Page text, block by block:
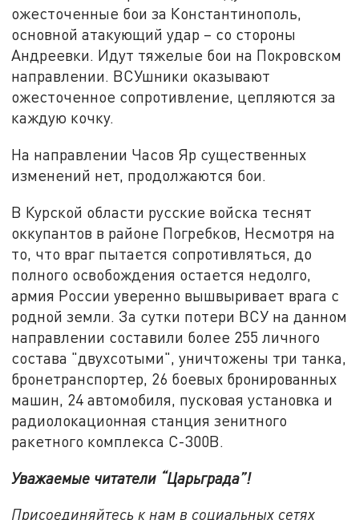
ожесточенные бои за Константинополь,
основной атакующий удар – со стороны
Андреевки. Идут тяжелые бои на Покровском
направлении. ВСУшники оказывают
ожесточенное сопротивление, цепляются за
каждую кочку.
На направлении Часов Яр существенных
изменений нет, продолжаются бои.
В Курской области русские войска теснят
оккупантов в районе Погребков, Несмотря на
то, что враг пытается сопротивляться, до
полного освобождения остается недолго,
армия России уверенно вышвыривает врага с
родной земли. За сутки потери ВСУ на данном
направлении составили более 255 личного
состава "двухсотыми", уничтожены три танка,
бронетранспортер, 26 боевых бронированных
машин, 24 автомобиля, пусковая установка и
радиолокационная станция зенитного
ракетного комплекса С-300В.
Уважаемые читатели “Царьграда”!
Присоединяйтесь к нам в социальных сетях